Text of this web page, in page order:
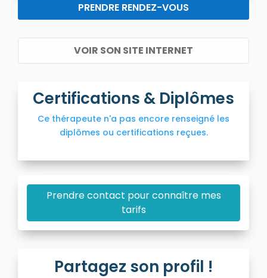
PRENDRE RENDEZ-VOUS
VOIR SON SITE INTERNET
Certifications & Diplômes
Ce thérapeute n'a pas encore renseigné les
diplômes ou certifications reçues.
Prendre contact pour connaître mes
tarifs
Partagez son profil !